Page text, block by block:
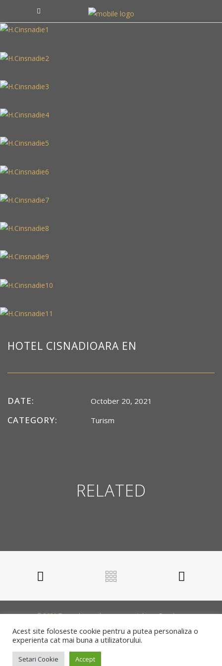
HOTEL CISNADIOARA EN
DATE: October 20, 2021
CATEGORY: Turism
RELATED
© 2021 Toate drepturile rezervate. Arhitect Bogdan
Radu /Politica Cookie/ ANPC
Acest site foloseste cookie pentru a putea personaliza o
experienta cat mai buna a utilizatorului.
Setari Cookie Accept